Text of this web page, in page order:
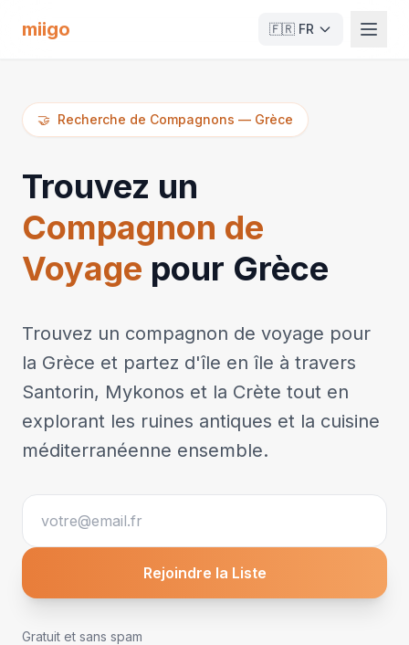
miigo 🇫🇷 FR
🤝 Recherche de Compagnons — Grèce
Trouvez un
Compagnon de
Voyage pour Grèce
Trouvez un compagnon de voyage pour
la Grèce et partez d'île en île à travers
Santorin, Mykonos et la Crète tout en
explorant les ruines antiques et la cuisine
méditerranéenne ensemble.
Rejoindre la Liste
Gratuit et sans spam